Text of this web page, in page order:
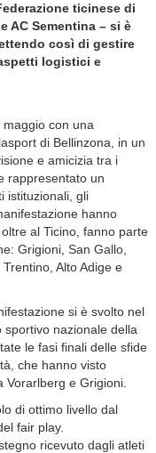
ticinese di
AC Sementina – si è
così di gestire
logistici e
con una
di Bellinzona, in un
e amicizia tra i
rappresentato un
istituzionali, gli
hanno
al Ticino, fanno parte
Grigioni, San Gallo,
Alto Adige e
si è svolto nel
nazionale della
le fasi finali delle sfide
che hanno visto
Vorarlberg e Grigioni.
di ottimo livello dal
fair play.
ricevuto dagli atleti